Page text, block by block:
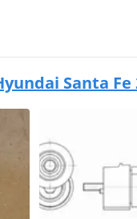
Santa Fe